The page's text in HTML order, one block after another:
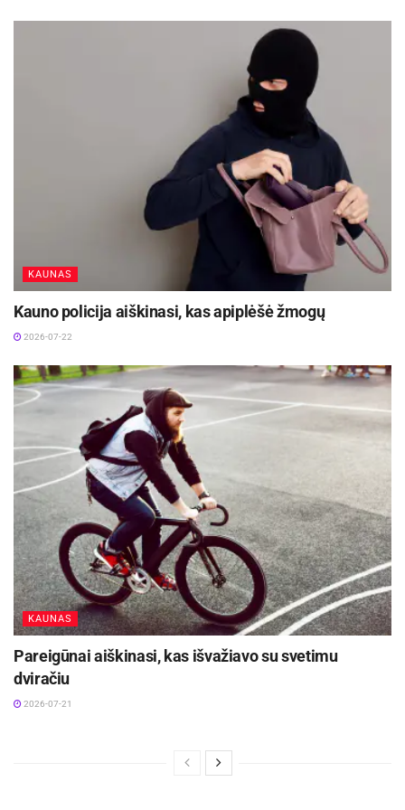
darbuotojų atrankoje, galutinį sprendimą privalo
priimti, patvirtinti ir atsakomybę prisiimti žmogus
ar organizacija, kuriai jis atstovauja.
KAUNAS
Kauno policija aiškinasi, kas apiplėšė žmogų
2026-07-22
KAUNAS
Pareigūnai aiškinasi, kas išvažiavo su svetimu
dviračiu
2026-07-21